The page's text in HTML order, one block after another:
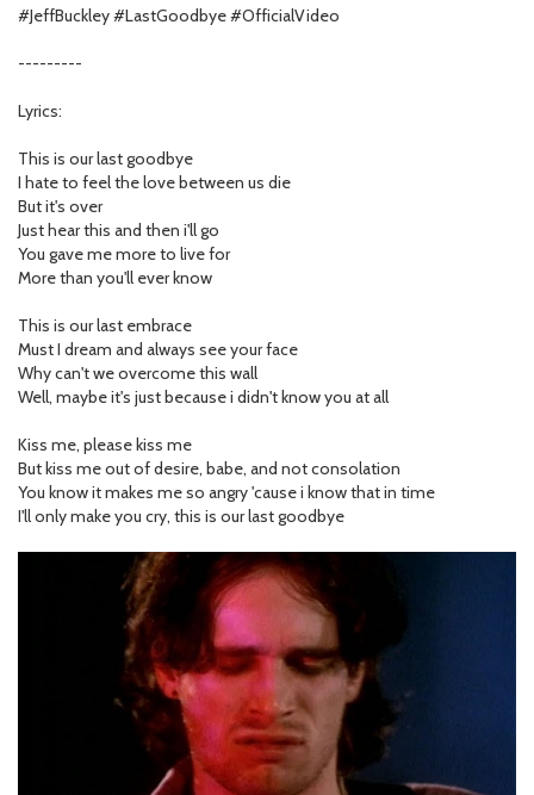
#JeffBuckley #LastGoodbye #OfficialVideo
---------
Lyrics:
This is our last goodbye
I hate to feel the love between us die
But it's over
Just hear this and then i'll go
You gave me more to live for
More than you'll ever know
This is our last embrace
Must I dream and always see your face
Why can't we overcome this wall
Well, maybe it's just because i didn't know you at all
Kiss me, please kiss me
But kiss me out of desire, babe, and not consolation
You know it makes me so angry 'cause i know that in time
I'll only make you cry, this is our last goodbye